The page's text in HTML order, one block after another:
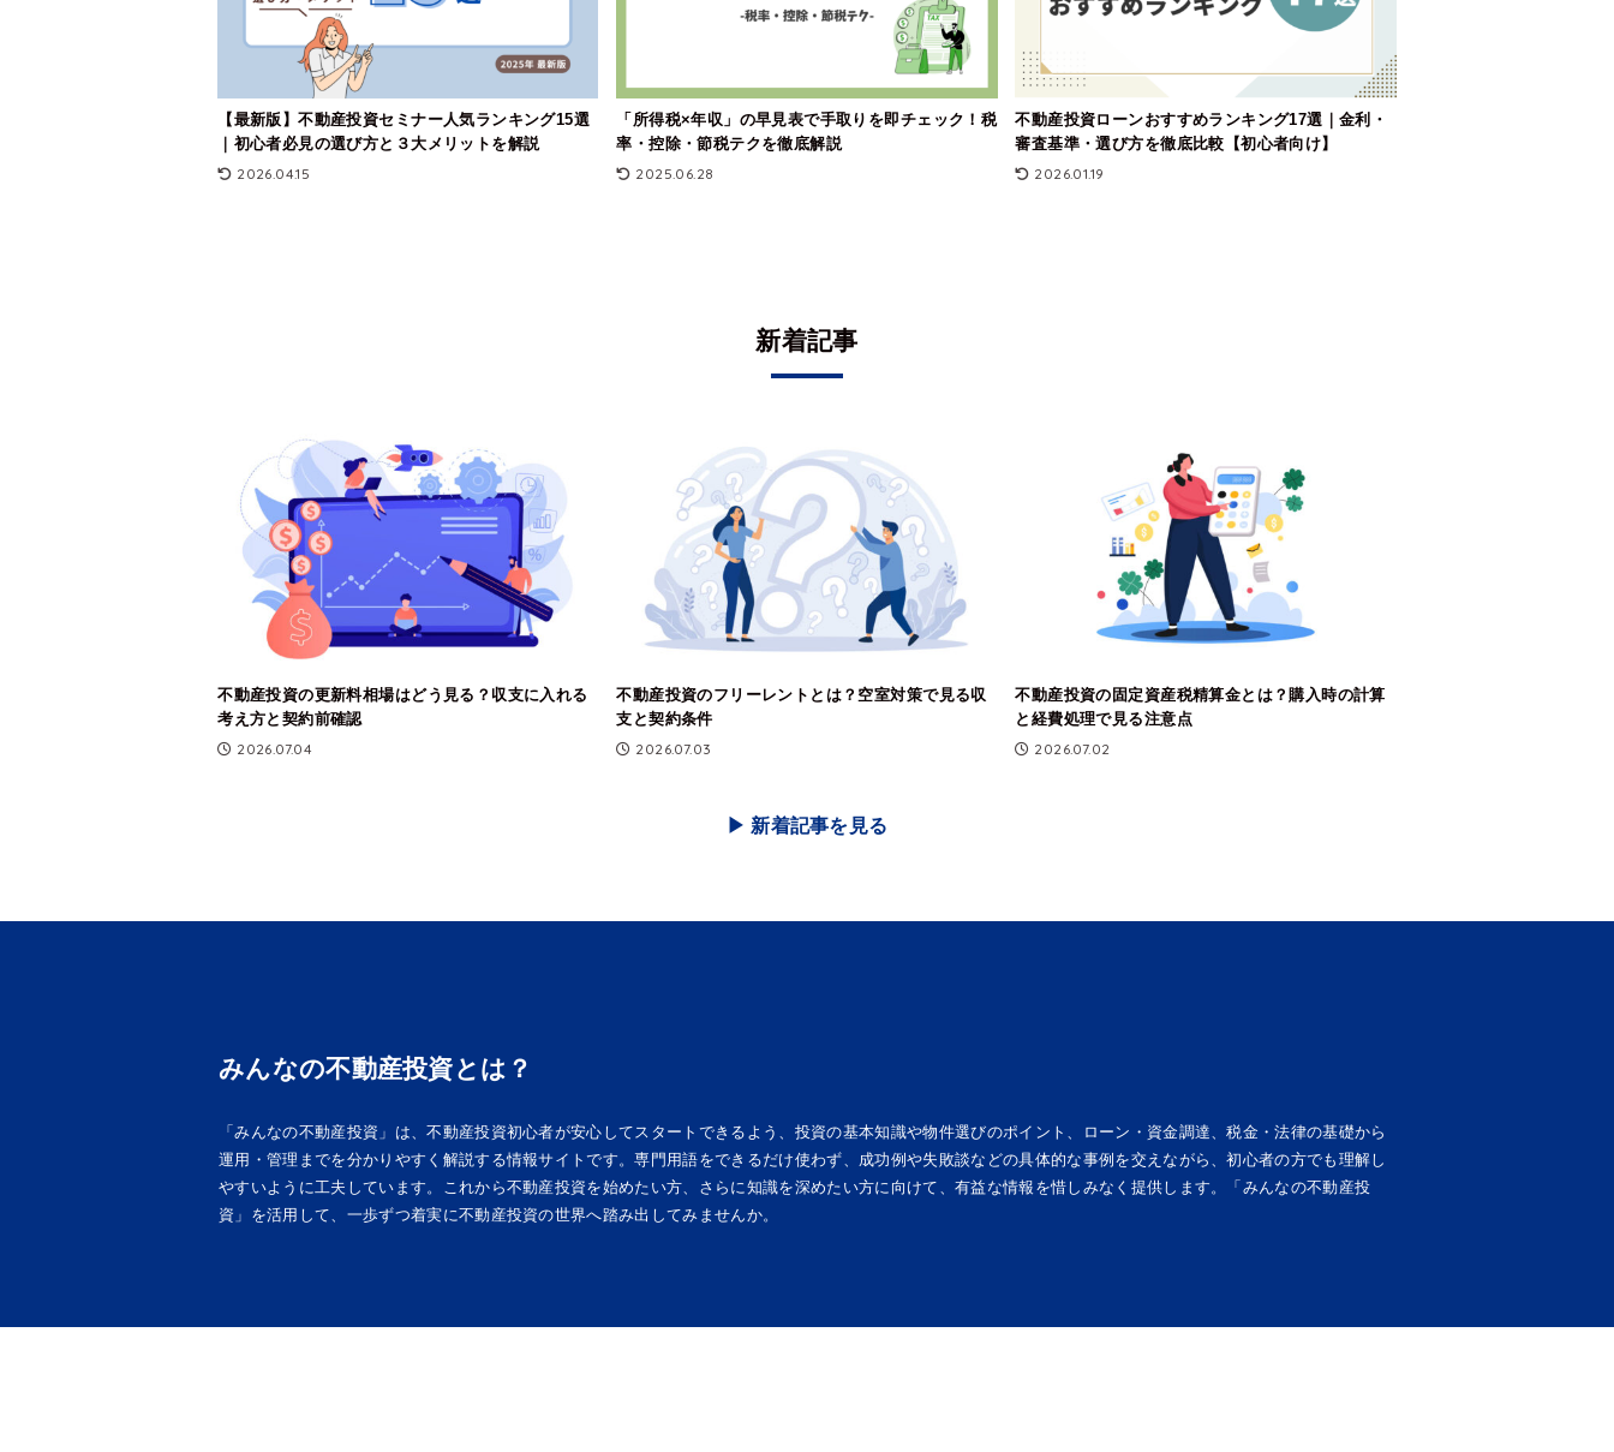
【最新版】不動産投資セミナー人気ランキング15選
｜初心者必見の選び方と３大メリットを解説
2026.04.15
「所得税×年収」の早見表で手取りを即チェック！税
率・控除・節税テクを徹底解説
2025.06.28
不動産投資ローンおすすめランキング17選｜金利・
審査基準・選び方を徹底比較【初心者向け】
2026.01.19
新着記事
不動産投資の更新料相場はどう見る？収支に入れる
考え方と契約前確認
2026.07.04
不動産投資のフリーレントとは？空室対策で見る収
支と契約条件
2026.07.03
不動産投資の固定資産税精算金とは？購入時の計算
と経費処理で見る注意点
2026.07.02
▶︎ 新着記事を見る
みんなの不動産投資とは？
「みんなの不動産投資」は、不動産投資初心者が安心してスタートできるよう、投資の基本知識や物件選びのポイント、ローン・資金調達、税金・法律の基礎から
運用・管理までを分かりやすく解説する情報サイトです。専門用語をできるだけ使わず、成功例や失敗談などの具体的な事例を交えながら、初心者の方でも理解し
やすいように工夫しています。これから不動産投資を始めたい方、さらに知識を深めたい方に向けて、有益な情報を惜しみなく提供します。「みんなの不動産投
資」を活用して、一歩ずつ着実に不動産投資の世界へ踏み出してみませんか。